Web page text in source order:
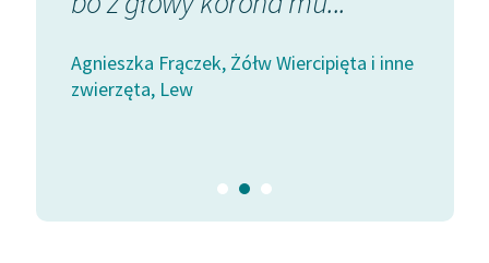
Agnieszka Frączek, Żółw Wiercipięta i inne
zwierzęta, Lew